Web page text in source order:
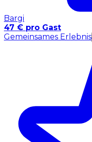
Bargi
47 € pro Gast
Gemeinsames Erlebnis